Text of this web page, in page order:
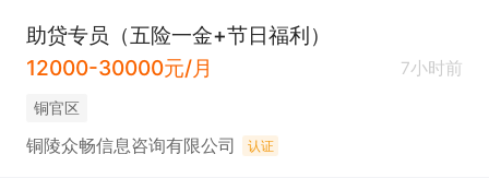
助贷专员（五险一金+节日福利）
12000-30000元/月
7小时前
铜官区
铜陵众畅信息咨询有限公司 认证